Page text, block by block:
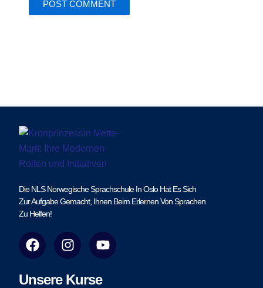
Die NLS Norwegische Sprachschule In Oslo Hat Es Sich
Zur Aufgabe Gemacht, Ihnen Beim Erlernen Von Sprachen
Zu Helfen!
F
a
e
I
n
t
Y
o
t
Unsere Kurse